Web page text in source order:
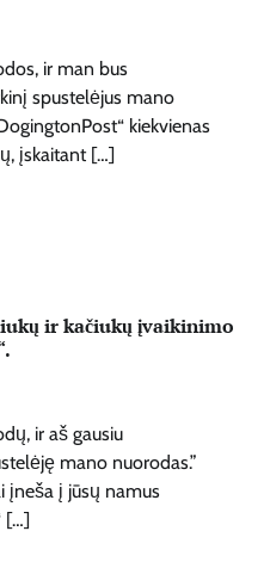
ir man bus
spustelėjus mano
kiekvienas
įskaitant […]
ir kačiukų įvaikinimo
ir aš gausiu
mano nuorodas.”
įneša į jūsų namus
[…]